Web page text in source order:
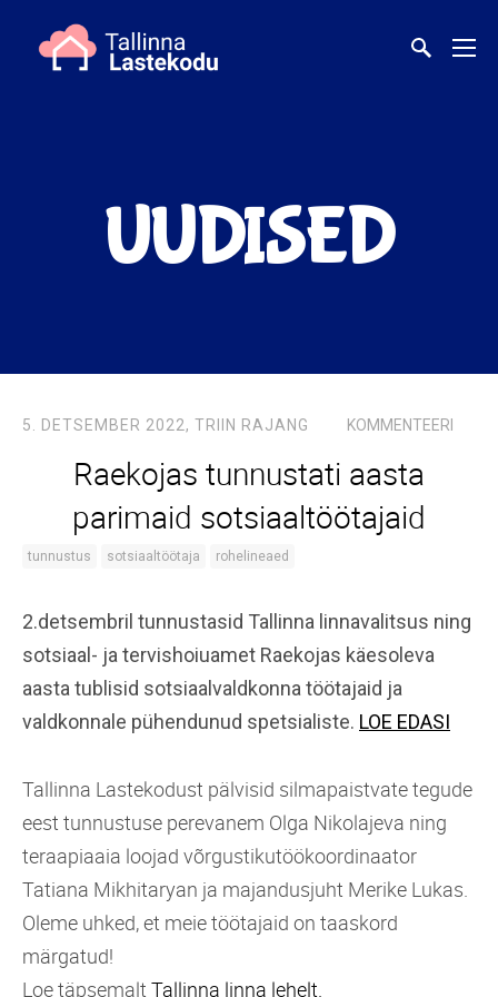
UUDISED
5. DETSEMBER 2022, TRIIN RAJANG KOMMENTEERI
Raekojas tunnustati aasta
parimaid sotsiaaltöötajaid
tunnustus sotsiaaltöötaja rohelineaed
2.detsembril tunnustasid Tallinna linnavalitsus ning
sotsiaal- ja tervishoiuamet Raekojas käesoleva
aasta tublisid sotsiaalvaldkonna töötajaid ja
valdkonnale pühendunud spetsialiste. LOE EDASI
Tallinna Lastekodust pälvisid silmapaistvate tegude
eest tunnustuse perevanem Olga Nikolajeva ning
teraapiaaia loojad võrgustikutöökoordinaator
Tatiana Mikhitaryan ja majandusjuht Merike Lukas.
Oleme uhked, et meie töötajaid on taaskord
märgatud!
Loe täpsemalt Tallinna linna lehelt.